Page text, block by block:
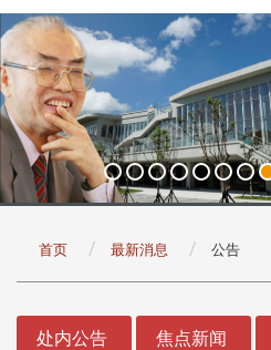
首页 最新消息 公告
处内公告 焦点新闻